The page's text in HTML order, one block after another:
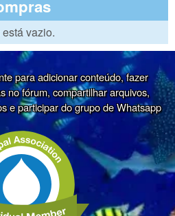
vazio.
para adicionar conteúdo, fazer
no fórum, compartilhar arquivos,
e participar do grupo de Whatsapp